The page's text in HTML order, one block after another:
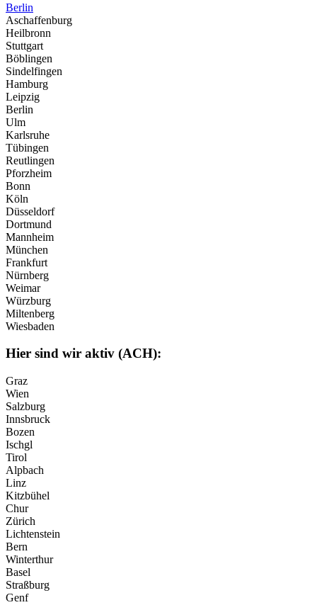
Berlin
Aschaffenburg
Heilbronn
Stuttgart
Böblingen
Sindelfingen
Hamburg
Leipzig
Berlin
Ulm
Karlsruhe
Tübingen
Reutlingen
Pforzheim
Bonn
Köln
Düsseldorf
Dortmund
Mannheim
München
Frankfurt
Nürnberg
Weimar
Würzburg
Miltenberg
Wiesbaden
Hier sind wir aktiv (ACH):
Graz
Wien
Salzburg
Innsbruck
Bozen
Ischgl
Tirol
Alpbach
Linz
Kitzbühel
Chur
Zürich
Lichtenstein
Bern
Winterthur
Basel
Straßburg
Genf